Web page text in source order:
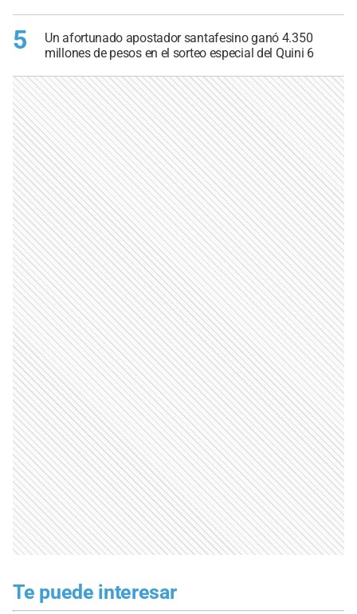
5
Un afortunado apostador santafesino ganó 4.350
millones de pesos en el sorteo especial del Quini 6
Te puede interesar